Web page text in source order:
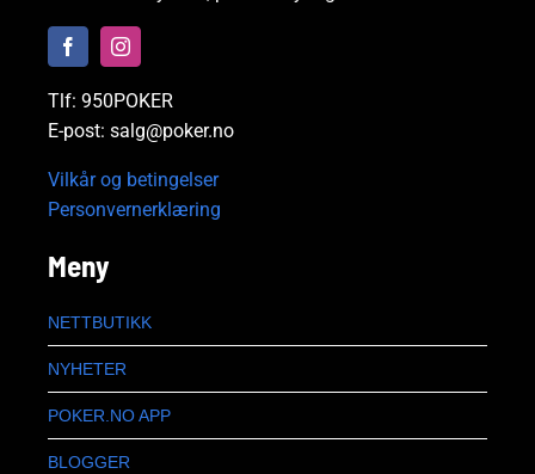
Tlf: 950POKER
E-post: salg@poker.no
Vilkår og betingelser
Personvernerklæring
Meny
NETTBUTIKK
NYHETER
POKER.NO APP
BLOGGER